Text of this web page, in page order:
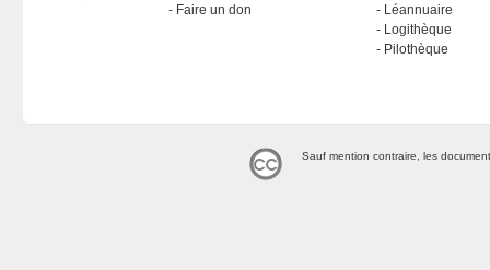
Faire un don
Léannuaire
Logithèque
Pilothèque
Sauf mention contraire, les